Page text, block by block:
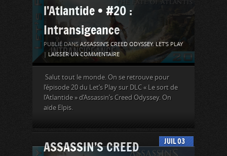
l’Atlantide • #20 :
Intransigeance
PUBLIÉ DANS ASSASSIN'S CREED ODYSSEY, LET'S PLAY
| LAISSER UN COMMENTAIRE
Salut tout le monde. On se retrouve pour
l’épisode 20 du Let’s Play sur DLC « Le sort de
l’Atlantide » d’Assassin’s Creed Odyssey. On
aide Elpis.
03
JUIL
ASSASSIN’S CREED